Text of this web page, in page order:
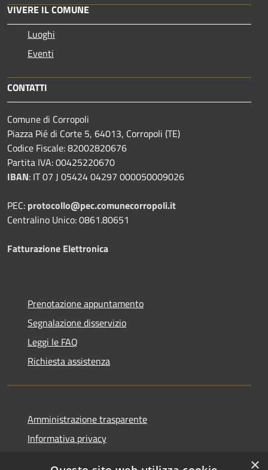
VIVERE IL COMUNE
Luoghi
Eventi
CONTATTI
Comune di Corropoli
Piazza Pié di Corte 5, 64013, Corropoli (TE)
Codice Fiscale: 82002820676
Partita IVA: 00425220670
IBAN: IT 07 J 05424 04297 000050009026
PEC: protocollo@pec.comunecorropoli.it
Centralino Unico: 0861.80651
Fatturazione Elettronica
Prenotazione appuntamento
Segnalazione disservizio
Leggi le FAQ
Richiesta assistenza
Amministrazione trasparente
Informativa privacy
×